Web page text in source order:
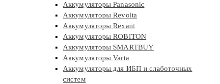
Аккумуляторы Panasonic
Аккумуляторы Revolta
Аккумуляторы Rexant
Аккумуляторы ROBITON
Аккумуляторы SMARTBUY
Аккумуляторы Varta
Аккумуляторы для ИБП и слаботочных
систем